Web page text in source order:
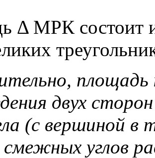
Δ МРК состоит
площадь
двух
(с вершиной
смежных углов